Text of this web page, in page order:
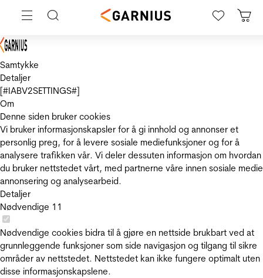
Samtykke
Detaljer
[#IABV2SETTINGS#]
Om
Denne siden bruker cookies
Vi bruker informasjonskapsler for å gi innhold og annonser et
personlig preg, for å levere sosiale mediefunksjoner og for å
analysere trafikken vår. Vi deler dessuten informasjon om hvordan
du bruker nettstedet vårt, med partnerne våre innen sosiale
annonsering og analysearbeid.
Detaljer
Nødvendige 11
Nødvendige cookies bidra til å gjøre en nettside brukbart ved at
grunnleggende funksjoner som side navigasjon og tilgang til sikre
områder av nettstedet. Nettstedet kan ikke fungere optimalt uten
disse informasjonskapslene.